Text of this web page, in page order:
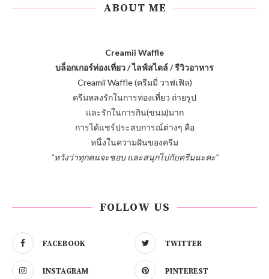
ABOUT ME
Creamii Waffle
บล็อกเกอร์ท่องเที่ยว / ไลฟ์สไตล์ / รีวิวอาหาร
Creamii Waffle (ครีมมี่ วาฟเฟิล)
ครีมหลงรักในการท่องเที่ยว ถ่ายรูป
และรักในการกิน(ขนม)มาก
การได้แชร์ประสบการณ์ต่างๆ คือ
หนึ่งในความฝันของครีม
"หวังว่าทุกคนจะชอบ และสนุกไปกับครีมนะคะ"
FOLLOW US
FACEBOOK TWITTER
INSTAGRAM PINTEREST